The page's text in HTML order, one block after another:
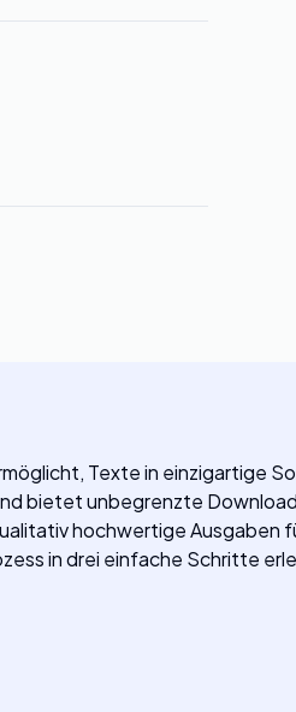
Texte in einzigartige
bietet unbegrenzte
hochwertige
in drei einfache Schritte